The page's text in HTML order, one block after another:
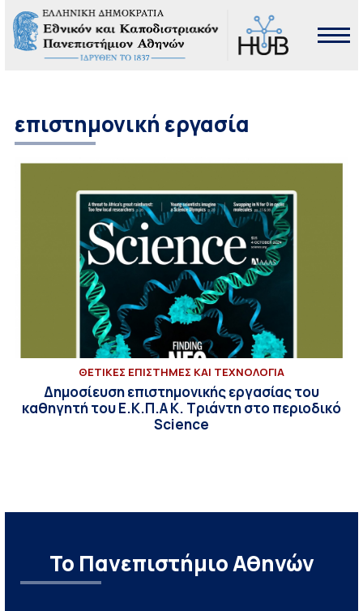
επιστημονική εργασία
ΘΕΤΙΚΕΣ ΕΠΙΣΤΗΜΕΣ ΚΑΙ ΤΕΧΝΟΛΟΓΙΑ
Δημοσίευση επιστημονικής εργασίας του
καθηγητή του Ε.Κ.Π.Α Κ. Τριάντη στο περιοδικό
Science
Το Πανεπιστήμιο Αθηνών